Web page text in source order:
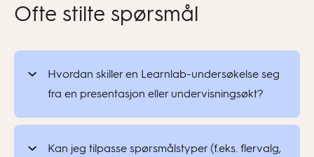
Ofte stilte spørsmål
Hvordan skiller en Learnlab-undersøkelse seg
fra en presentasjon eller undervisningsøkt?
Kan jeg tilpasse spørsmålstyper (f.eks. flervalg,